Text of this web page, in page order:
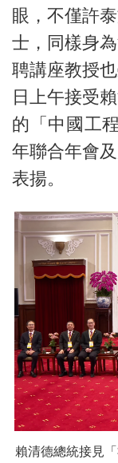
眼，不僅許
士，同樣身
聘講座教授
日上午接受
的「中國工
年聯合年會
表揚。
賴清德總統接見